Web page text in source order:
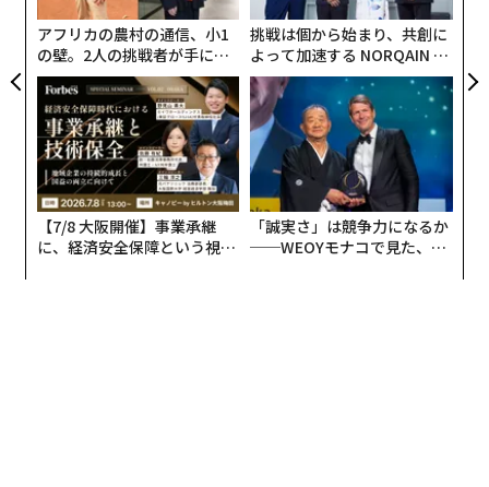
アフリカの農村の通信、小1
の壁。2人の挑戦者が手にし
た「次なる武器」
挑戦は個から始まり、共創に
よって加速する NORQAIN JA
PAN 特別座談会
【7/8 大阪開催】事業承継
に、経済安全保障という視点
「誠実さ」は競争力になるか
──WEOYモナコで見た、く